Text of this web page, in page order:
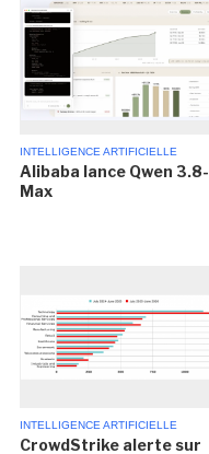
INTELLIGENCE ARTIFICIELLE
Alibaba lance Qwen 3.8-
Max
INTELLIGENCE ARTIFICIELLE
CrowdStrike alerte sur